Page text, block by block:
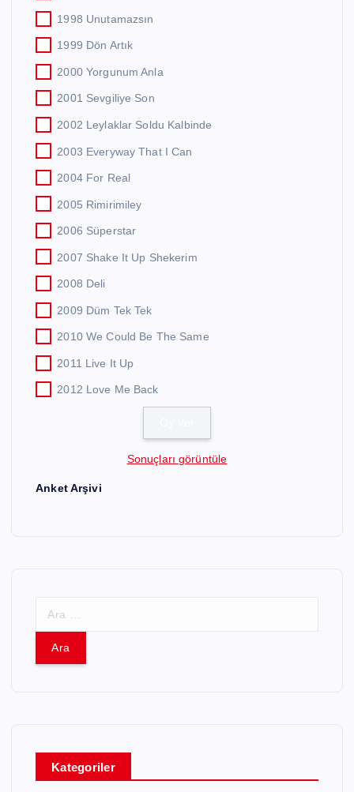
1998 Unutamazsın
1999 Dön Artık
2000 Yorgunum Anla
2001 Sevgiliye Son
2002 Leylaklar Soldu Kalbinde
2003 Everyway That I Can
2004 For Real
2005 Rimirimiley
2006 Süperstar
2007 Shake It Up Shekerim
2008 Deli
2009 Düm Tek Tek
2010 We Could Be The Same
2011 Live It Up
2012 Love Me Back
Sonuçları görüntüle
Anket Arşivi
Kategoriler